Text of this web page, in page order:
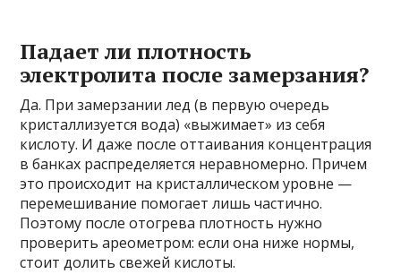
Падает ли плотность
электролита после замерзания?
Да. При замерзании лед (в первую очередь
кристаллизуется вода) «выжимает» из себя
кислоту. И даже после оттаивания концентрация
в банках распределяется неравномерно. Причем
это происходит на кристаллическом уровне —
перемешивание помогает лишь частично.
Поэтому после отогрева плотность нужно
проверить ареометром: если она ниже нормы,
стоит долить свежей кислоты.